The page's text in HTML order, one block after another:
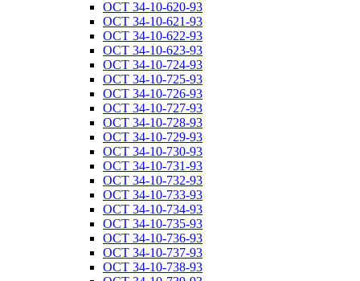
ОСТ 34-10-620-93
ОСТ 34-10-621-93
ОСТ 34-10-622-93
ОСТ 34-10-623-93
ОСТ 34-10-724-93
ОСТ 34-10-725-93
ОСТ 34-10-726-93
ОСТ 34-10-727-93
ОСТ 34-10-728-93
ОСТ 34-10-729-93
ОСТ 34-10-730-93
ОСТ 34-10-731-93
ОСТ 34-10-732-93
ОСТ 34-10-733-93
ОСТ 34-10-734-93
ОСТ 34-10-735-93
ОСТ 34-10-736-93
ОСТ 34-10-737-93
ОСТ 34-10-738-93